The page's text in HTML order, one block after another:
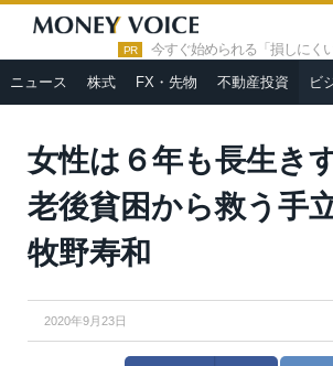
PR 今すぐ始められる「損しにく
ニュース 株式 FX・先物 不動産投資 ビ
HOME » ビジネス・ライフ
女性は６年
後貧困から救う手立ては？＝牧野寿和
女性は６年も長生き
老後貧困から救う手
牧野寿和
2020年9月23日